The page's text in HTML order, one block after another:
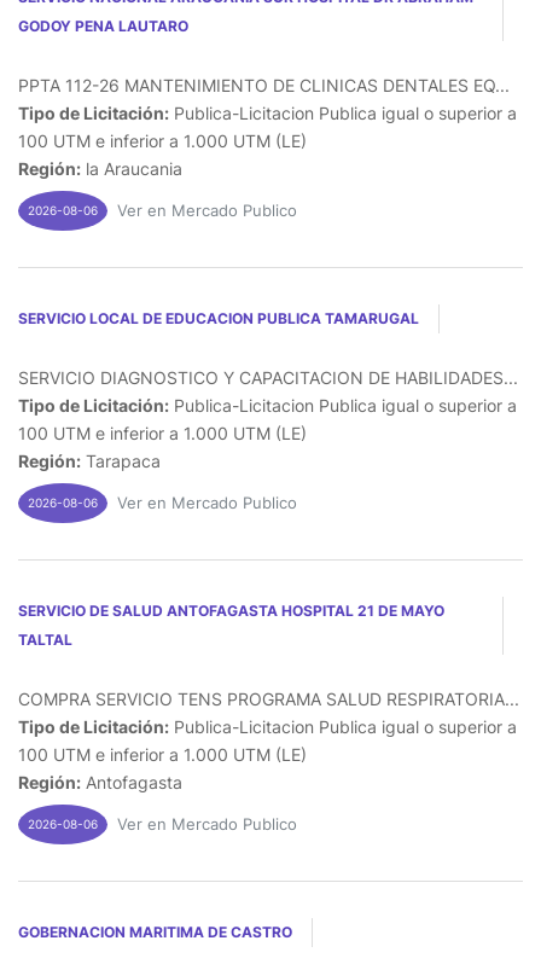
GODOY PENA LAUTARO
PPTA 112-26 MANTENIMIENTO DE CLINICAS DENTALES EQ...
Tipo de Licitación: Publica-Licitacion Publica igual o superior a
100 UTM e inferior a 1.000 UTM (LE)
Región: la Araucania
2026-08-06 Ver en Mercado Publico
SERVICIO LOCAL DE EDUCACION PUBLICA TAMARUGAL
SERVICIO DIAGNOSTICO Y CAPACITACION DE HABILIDADES...
Tipo de Licitación: Publica-Licitacion Publica igual o superior a
100 UTM e inferior a 1.000 UTM (LE)
Región: Tarapaca
2026-08-06 Ver en Mercado Publico
SERVICIO DE SALUD ANTOFAGASTA HOSPITAL 21 DE MAYO
TALTAL
COMPRA SERVICIO TENS PROGRAMA SALUD RESPIRATORIA...
Tipo de Licitación: Publica-Licitacion Publica igual o superior a
100 UTM e inferior a 1.000 UTM (LE)
Región: Antofagasta
2026-08-06 Ver en Mercado Publico
GOBERNACION MARITIMA DE CASTRO